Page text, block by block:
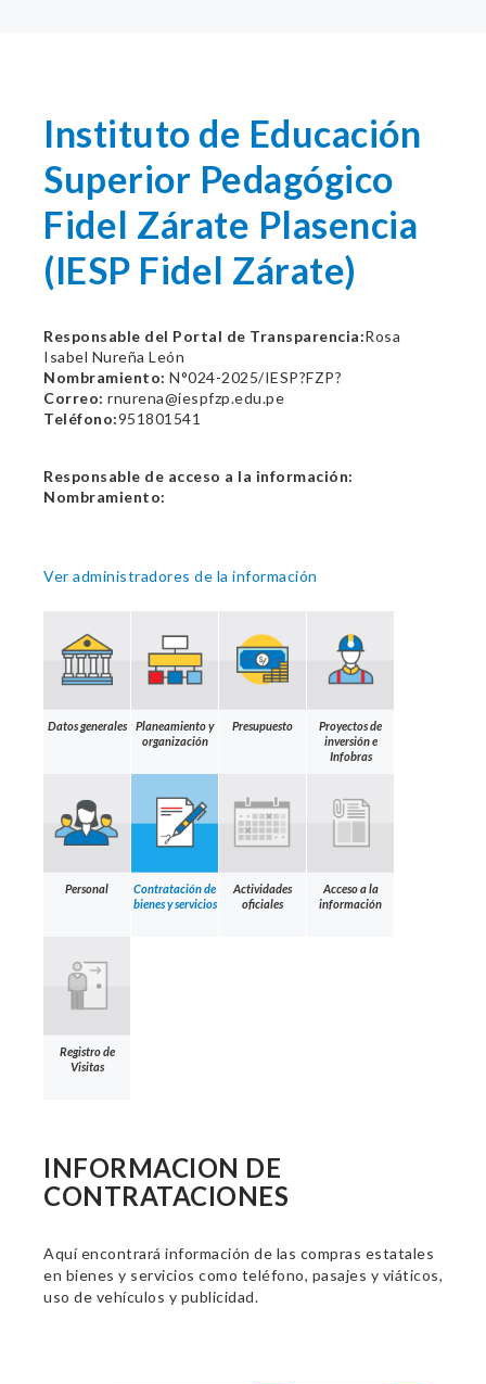
Instituto de Educación
Superior Pedagógico
Fidel Zárate Plasencia
(IESP Fidel Zárate)
Responsable del Portal de Transparencia:Rosa
Isabel Nureña León
Nombramiento: N°024-2025/IESP?FZP?
Correo: rnurena@iespfzp.edu.pe
Teléfono:951801541
Responsable de acceso a la información:
Nombramiento:
Ver administradores de la información
Datos generales
Planeamiento y
organización
Presupuesto
Proyectos de
inversión e
Infobras
Personal
Contratación de
bienes y servicios
Actividades
oficiales
Acceso a la
información
Registro de
Visitas
INFORMACION DE
CONTRATACIONES
Aquí encontrará información de las compras estatales
en bienes y servicios como teléfono, pasajes y viáticos,
uso de vehículos y publicidad.